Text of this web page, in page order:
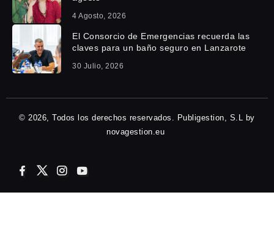
4 Agosto, 2026
El Consorcio de Emergencias recuerda las
claves para un baño seguro en Lanzarote
30 Julio, 2026
© 2026, Todos los derechos reservados. Publigestion, S.L by
novagestion.eu